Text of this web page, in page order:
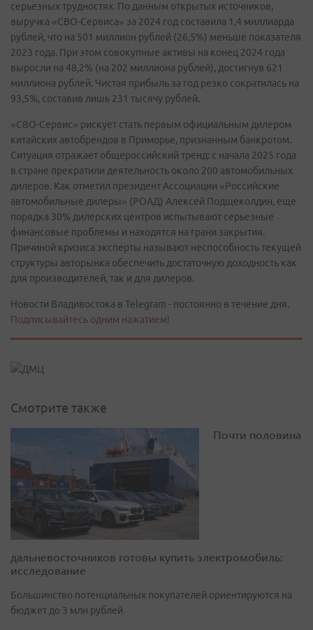
серьезных трудностях. По данным открытых источников,
выручка «СВО-Сервиса» за 2024 год составила 1,4 миллиарда
рублей, что на 501 миллион рублей (26,5%) меньше показателя
2023 года. При этом совокупные активы на конец 2024 года
выросли на 48,2% (на 202 миллиона рублей), достигнув 621
миллиона рублей. Чистая прибыль за год резко сократилась на
93,5%, составив лишь 231 тысячу рублей.
«СВО-Сервис» рискует стать первым официальным дилером
китайских автобрендов в Приморье, признанным банкротом.
Ситуация отражает общероссийский тренд: с начала 2025 года
в стране прекратили деятельность около 200 автомобильных
дилеров. Как отметил президент Ассоциации «Российские
автомобильные дилеры» (РОАД) Алексей Подщеколдин, еще
порядка 30% дилерских центров испытывают серьезные
финансовые проблемы и находятся на грани закрытия.
Причиной кризиса эксперты называют неспособность текущей
структуры авторынка обеспечить достаточную доходность как
для производителей, так и для дилеров.
Новости Владивостока в Telegram - постоянно в течение дня.
Подписывайтесь одним нажатием!
Смотрите также
Почти половина
дальневосточников готовы купить электромобиль:
исследование
Большинство потенциальных покупателей ориентируются на
бюджет до 3 млн рублей